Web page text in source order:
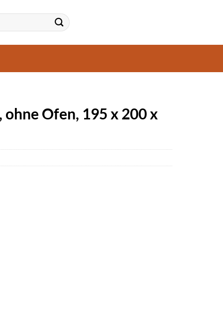
ohne Ofen, 195 x 200 x